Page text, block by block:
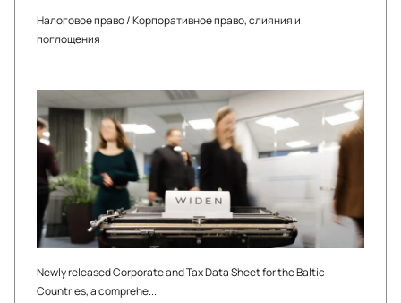
Налоговое право/Корпоративное право, слияния и
поглощения
Newly released Corporate and Tax Data Sheet for the Baltic
Countries, a comprehe...